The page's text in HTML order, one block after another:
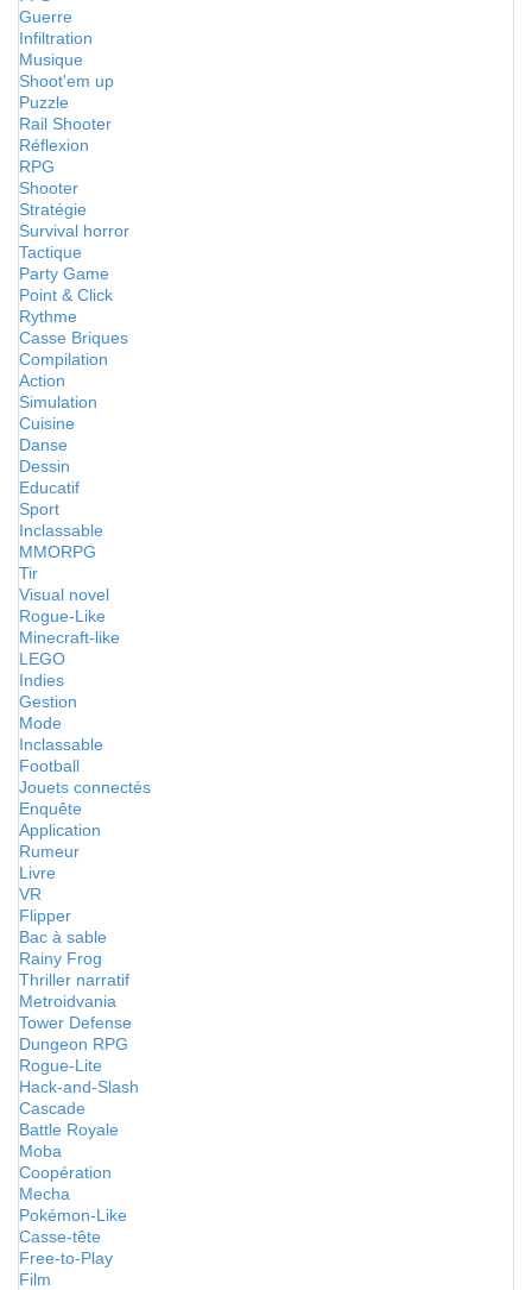
Guerre
Infiltration
Musique
Shoot'em up
Puzzle
Rail Shooter
Réflexion
RPG
Shooter
Stratégie
Survival horror
Tactique
Party Game
Point & Click
Rythme
Casse Briques
Compilation
Action
Simulation
Cuisine
Danse
Dessin
Educatif
Sport
Inclassable
MMORPG
Tir
Visual novel
Rogue-Like
Minecraft-like
LEGO
Indies
Gestion
Mode
Inclassable
Football
Jouets connectés
Enquête
Application
Rumeur
Livre
VR
Flipper
Bac à sable
Rainy Frog
Thriller narratif
Metroidvania
Tower Defense
Dungeon RPG
Rogue-Lite
Hack-and-Slash
Cascade
Battle Royale
Moba
Coopération
Mecha
Pokémon-Like
Casse-tête
Free-to-Play
Film